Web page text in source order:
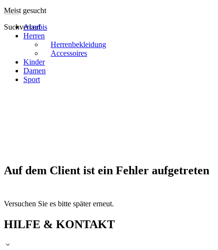
Meist gesucht
Suchverlauf
Acerbis
Herren
Herrenbekleidung
Accessoires
Kinder
Damen
Sport
Auf dem Client ist ein Fehler aufgetreten
Versuchen Sie es bitte später erneut.
HILFE & KONTAKT